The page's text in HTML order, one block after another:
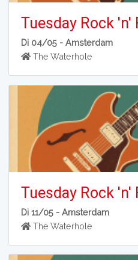
Tuesday Rock
Di 04/05 -Amsterdam
The Waterhole
Tuesday Rock
Di 11/05 -Amsterdam
The Waterhole